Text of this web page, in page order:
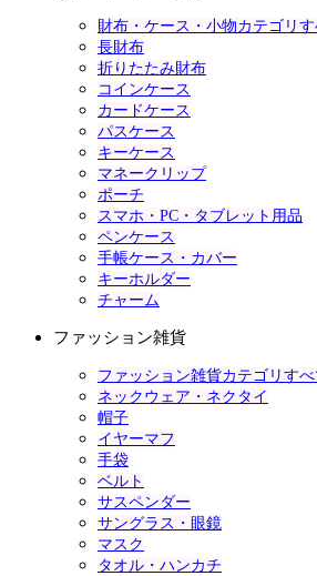
財布・ケース・小物カテゴリす
長財布
折りたたみ財布
コインケース
カードケース
パスケース
キーケース
マネークリップ
ポーチ
スマホ・PC・タブレット用品
ペンケース
手帳ケース・カバー
キーホルダー
チャーム
ファッション雑貨
ファッション雑貨カテゴリすべ
ネックウェア・ネクタイ
帽子
イヤーマフ
手袋
ベルト
サスペンダー
サングラス・眼鏡
マスク
タオル・ハンカチ